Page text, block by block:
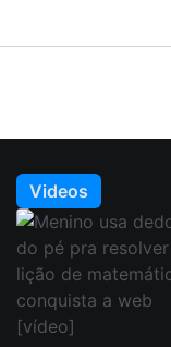
Videos